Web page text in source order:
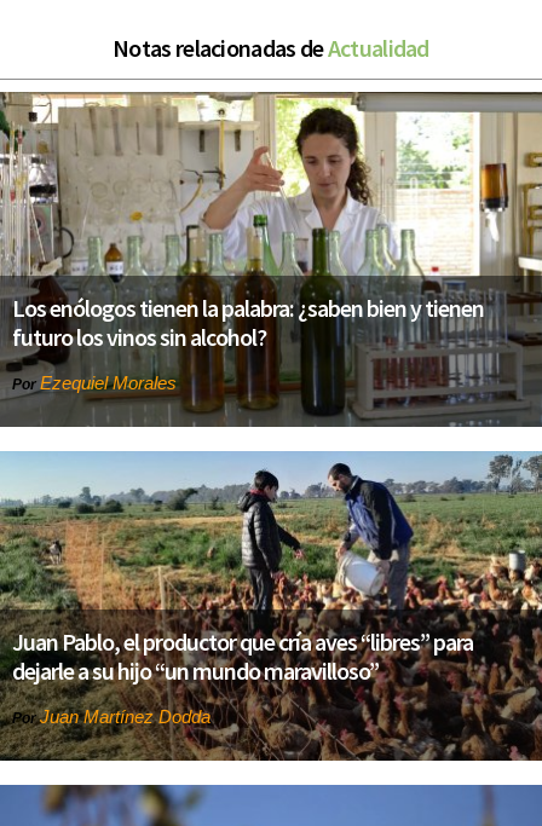
Notas relacionadas deActualidad
Los enólogos tienen la palabra: ¿saben bien y tienen
futuro los vinos sin alcohol?
Por Ezequiel Morales
Juan Pablo, el productor que cría aves “libres” para
dejarle a su hijo “un mundo maravilloso”
PorJuan Martínez Dodda